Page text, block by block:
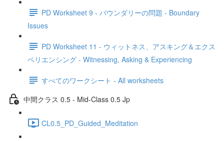
PD Worksheet 9 - バウンダリーの問題 - Boundary
Issues
PD Worksheet 11 - ウィットネス、アスキング＆エクス
ペリエンシング - Witnessing, Asking & Experiencing
すべてのワークシート - All worksheets
中間クラス 0.5 - Mid-Class 0.5 Jp
CL0.5_PD_Guided_Meditation